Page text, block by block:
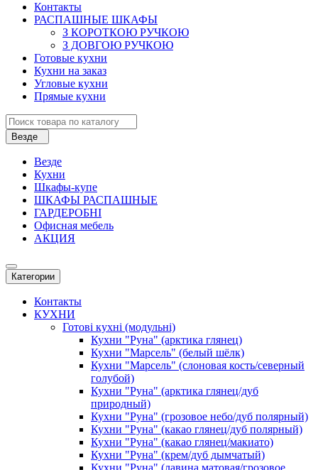
Контакты
РАСПАШНЫЕ ШКАФЫ
З КОРОТКОЮ РУЧКОЮ
З ДОВГОЮ РУЧКОЮ
Готовые кухни
Кухни на заказ
Угловые кухни
Прямые кухни
Везде
Везде
Кухни
Шкафы-купе
ШКАФЫ РАСПАШНЫЕ
ГАРДЕРОБНІ
Офисная мебель
АКЦИЯ
Категории
Контакты
КУХНИ
Готові кухні (модульні)
Кухни "Руна" (арктика глянец)
Кухни "Марсель" (белый шёлк)
Кухни "Марсель" (слоновая кость/северный
голубой)
Кухни "Руна" (арктика глянец/дуб
природный)
Кухни "Руна" (грозовое небо/дуб полярный)
Кухни "Руна" (какао глянец/дуб полярный)
Кухни "Руна" (какао глянец/макиато)
Кухни "Руна" (крем/дуб дымчатый)
Кухни "Руна" (лавина матовая/грозовое